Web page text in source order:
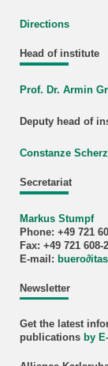
Directions
Head of institute
Prof. Dr. Armin
Deputy head of
Constanze Scherz
Secretariat
Markus Stumpf
Phone: +49 721
Fax: +49 721 608-
E-mail: buero∂
Newsletter
Get the latest
publications by